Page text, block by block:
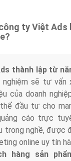
ty Việt Ads
thành lập từ
nghiệm sẽ tư vấn
của doanh
đầu tư cho
cáo trực
trong nghề, được
online uy tín
hàng sản